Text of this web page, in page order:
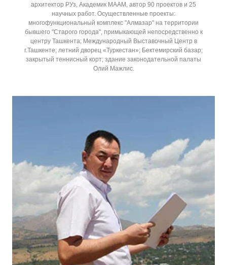
архитектор РУз, Академик МААМ, автор 90 проектов и 25
научных работ. Осуществленные проекты:
многофункциональный комплекс "Алмазар" на территории
бывшего "Старого города", примыкающей непосредственно к
центру Ташкента; Международный Выставочный Центр в
г.Ташкенте; летний дворец «Туркестан»; Бектемирский базар;
закрытый теннисный корт; здание законодательной палаты
Олий Мажлис.